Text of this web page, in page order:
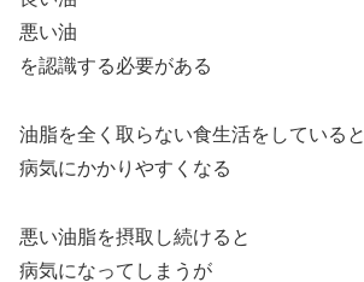
悪い油
を認識する必要がある
油脂を全く取らない食生活をしていると
病気にかかりやすくなる
悪い油脂を摂取し続けると
病気になってしまうが